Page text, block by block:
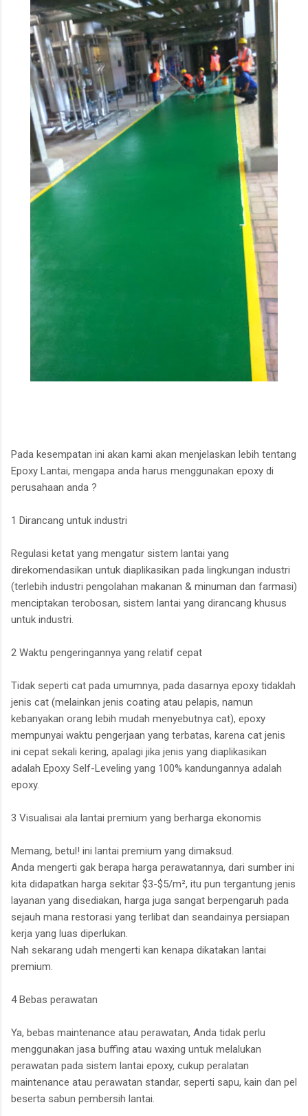
Pada kesempatan ini akan kami akan menjelaskan lebih tentang
Epoxy Lantai, mengapa anda harus menggunakan epoxy di
perusahaan anda ?
1 Dirancang untuk industri
Regulasi ketat yang mengatur sistem lantai yang
direkomendasikan untuk diaplikasikan pada lingkungan industri
(terlebih industri pengolahan makanan & minuman dan farmasi)
menciptakan terobosan, sistem lantai yang dirancang khusus
untuk industri.
2 Waktu pengeringannya yang relatif cepat
Tidak seperti cat pada umumnya, pada dasarnya epoxy tidaklah
jenis cat (melainkan jenis coating atau pelapis, namun
kebanyakan orang lebih mudah menyebutnya cat), epoxy
mempunyai waktu pengerjaan yang terbatas, karena cat jenis
ini cepat sekali kering, apalagi jika jenis yang diaplikasikan
adalah Epoxy Self-Leveling yang 100% kandungannya adalah
epoxy.
3 Visualisai ala lantai premium yang berharga ekonomis
Memang, betul! ini lantai premium yang dimaksud.
Anda mengerti gak berapa harga perawatannya, dari sumber ini
kita didapatkan harga sekitar $3-$5/m², itu pun tergantung jenis
layanan yang disediakan, harga juga sangat berpengaruh pada
sejauh mana restorasi yang terlibat dan seandainya persiapan
kerja yang luas diperlukan.
Nah sekarang udah mengerti kan kenapa dikatakan lantai
premium.
4 Bebas perawatan
Ya, bebas maintenance atau perawatan, Anda tidak perlu
menggunakan jasa buffing atau waxing untuk melalukan
perawatan pada sistem lantai epoxy, cukup peralatan
maintenance atau perawatan standar, seperti sapu, kain dan pel
beserta sabun pembersih lantai.